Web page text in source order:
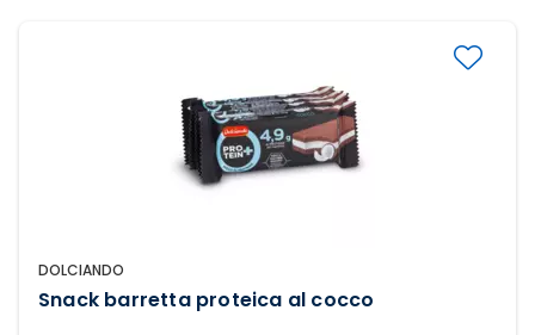
DOLCIANDO
Snack barretta proteica al cocco